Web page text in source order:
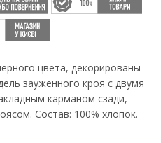
цвета, декорированы
зауженного кроя с двумя
карманом сзади,
Состав: 100% хлопок.